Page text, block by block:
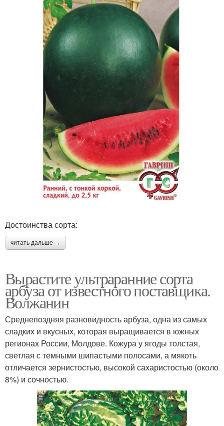
Достоинства сорта:
читать дальше →
Вырастите ультраранние сорта
арбуза от известного поставщика.
Волжанин
Среднепоздняя разновидность арбуза, одна из самых
сладких и вкусных, которая выращивается в южных
регионах России, Молдове. Кожура у ягоды толстая,
светлая с темными шипастыми полосами, а мякоть
отличается зернистостью, высокой сахаристостью (около
8%) и сочностью.